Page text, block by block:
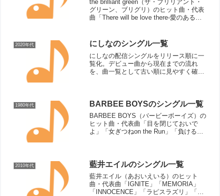
the brilliant green（ザ・ブリリアント・
グリーン、ブリグリ）のヒット曲・代表
曲「There will be love there-愛のある場
2020年代 にしなのシングル一覧
にしなの配信シングルをリリース順に一
覧化。デビュー曲から現在までの流れ
を、曲一覧として古い順に見やすく確認
1980年代 BARBEE BOYSのシングル一覧
BARBEE BOYS（バービーボーイズ）の
ヒット曲・代表曲「目を閉じておいで
よ」「女ぎつねon the Run」「負けるも
2010年代 藍井エイルのシングル一覧
藍井エイル（あおいえいる）のヒット
曲・代表曲「IGNITE」「MEMORIA」
「INNOCENCE」「ラピスラズリ」「流